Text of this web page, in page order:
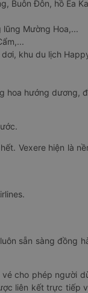
Buôn Đôn, hồ Ea
Mường Hoa,...
khu du lịch
hoa hướng dương,
Vexere hiện là
sẵn sàng đồng
cho phép người
liên kết trực tiếp